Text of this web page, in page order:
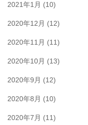
2021年1月 (10)
2020年12月 (12)
2020年11月 (11)
2020年10月 (13)
2020年9月 (12)
2020年8月 (10)
2020年7月 (11)